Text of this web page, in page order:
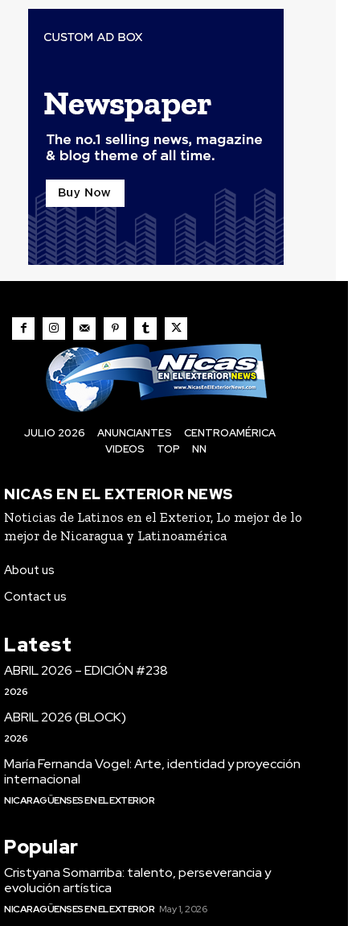
JULIO 2026 ANUNCIANTES
CENTROAMÉRICA
VIDEOS
TOP NN
NICAS EN EL EXTERIOR NEWS
Noticias de Latinos en el Exterior, Lo mejor de lo
mejor de Nicaragua y Latinoamérica
About us
Contact us
Latest
ABRIL 2026 – EDICIÓN #238
2026
ABRIL 2026 (BLOCK)
2026
María Fernanda Vogel: Arte, identidad y proyección
internacional
NICARAGÜENSES EN EL EXTERIOR
Popular
Cristyana Somarriba: talento, perseverancia y
evolución artística
NICARAGÜENSES EN EL EXTERIOR May 1, 2026